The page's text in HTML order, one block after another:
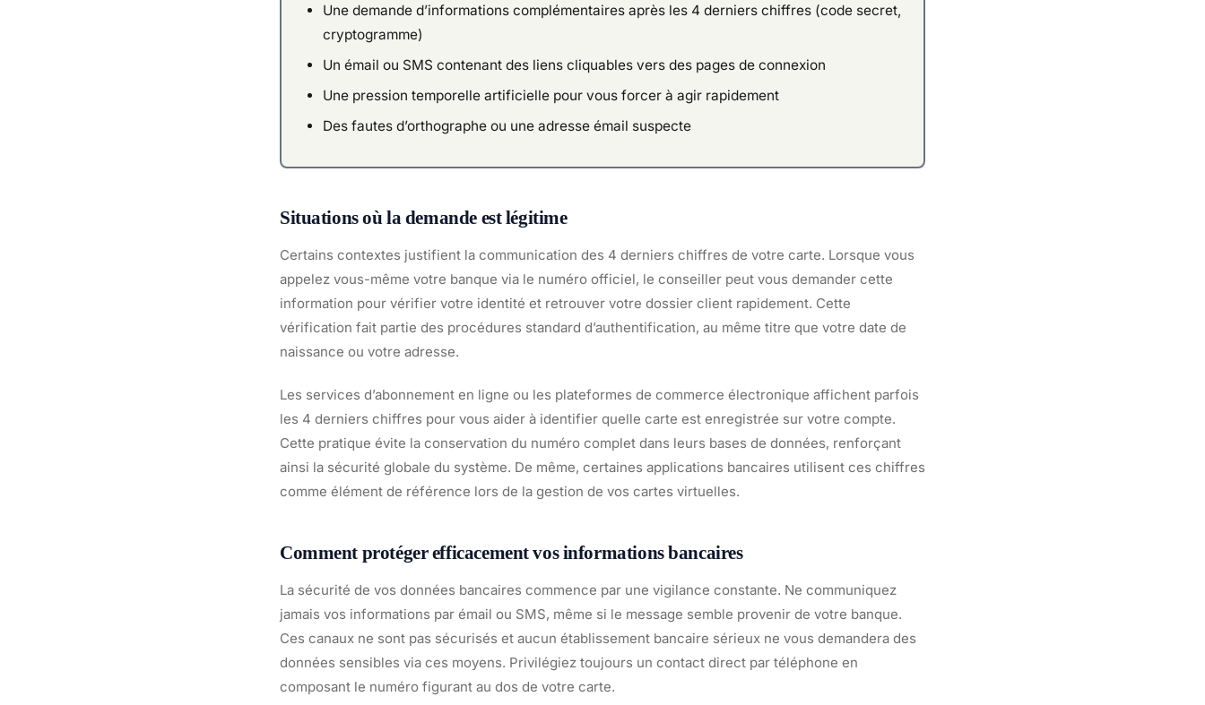
Une demande d’informations complémentaires après les 4 derniers chiffres (code secret,
cryptogramme)
Un émail ou SMS contenant des liens cliquables vers des pages de connexion
Une pression temporelle artificielle pour vous forcer à agir rapidement
Des fautes d’orthographe ou une adresse émail suspecte
Situations où la demande est légitime
Certains contextes justifient la communication des 4 derniers chiffres de votre carte. Lorsque vous
appelez vous-même votre banque via le numéro officiel, le conseiller peut vous demander cette
information pour vérifier votre identité et retrouver votre dossier client rapidement. Cette
vérification fait partie des procédures standard d’authentification, au même titre que votre date de
naissance ou votre adresse.
Les services d’abonnement en ligne ou les plateformes de commerce électronique affichent parfois
les 4 derniers chiffres pour vous aider à identifier quelle carte est enregistrée sur votre compte.
Cette pratique évite la conservation du numéro complet dans leurs bases de données, renforçant
ainsi la sécurité globale du système. De même, certaines applications bancaires utilisent ces chiffres
comme élément de référence lors de la gestion de vos cartes virtuelles.
Comment protéger efficacement vos informations bancaires
La sécurité de vos données bancaires commence par une vigilance constante. Ne communiquez
jamais vos informations par émail ou SMS, même si le message semble provenir de votre banque.
Ces canaux ne sont pas sécurisés et aucun établissement bancaire sérieux ne vous demandera des
données sensibles via ces moyens. Privilégiez toujours un contact direct par téléphone en
composant le numéro figurant au dos de votre carte.